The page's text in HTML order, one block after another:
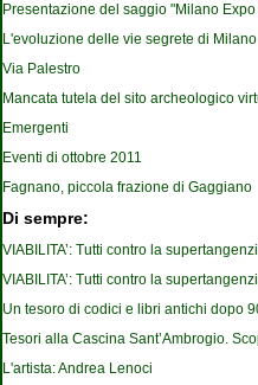
Presentazione del saggio "Milano
L'evoluzione delle vie segrete di Milano
Via Palestro
Mancata tutela del sito archeologico
Emergenti
Eventi di ottobre 2011
Fagnano, piccola frazione di Gaggiano
Di sempre:
VIABILITA’: Tutti contro la
VIABILITA’: Tutti contro la
Un tesoro di codici e libri antichi dopo
Tesori alla Cascina Sant’Ambrogio.
L'artista: Andrea Lenoci